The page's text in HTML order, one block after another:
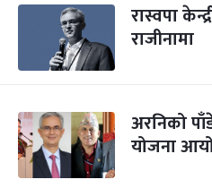
रास्वपा
राजीनामा
अरनिको
योजना